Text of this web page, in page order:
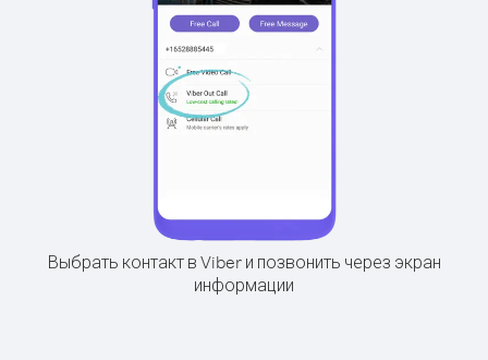
Выбрать контакт в Viber и позвонить через экран
информации